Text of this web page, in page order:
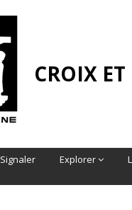
CROIX
Signaler Explorer